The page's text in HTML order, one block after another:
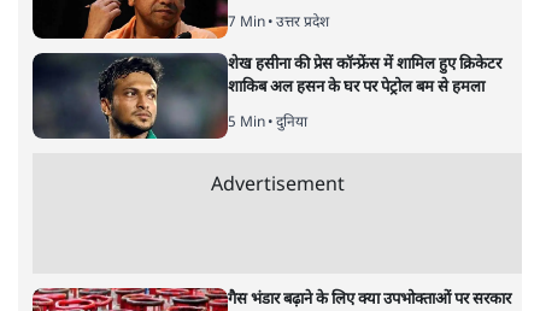
केंद्रीय वित्तमंत्री निर्मला सीतारमण द्वारासंसद में प्रस्तुत साल
2026—27 का केंद्रीय बजट बीजेपी और प्रधानमंत्री नरेंद्र मोदी
द्वारा साल 2014 में जारी घोषणा पत्र की तरह वायदों का पुलिंदा
है। बजट में अधिकांश योजनाओं का साल—दो साल में तो
होना है। इसी तरह रोजगार संवर्धन के दावे वाली पर्यटन सुविधाओं